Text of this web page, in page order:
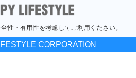
性・有用性を考慮してご利用ください。
CORPORATION